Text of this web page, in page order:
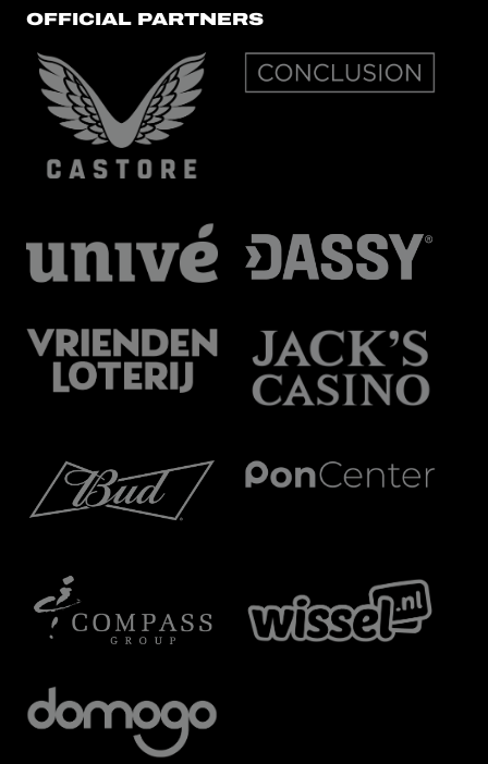
OFFICIAL PARTNERS